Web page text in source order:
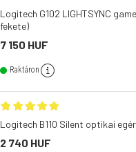
Logitech G102 LIGHTSYNC
fekete)
7 150 HUF
Raktáron info
Logitech B110 Silent optikai
2 740 HUF